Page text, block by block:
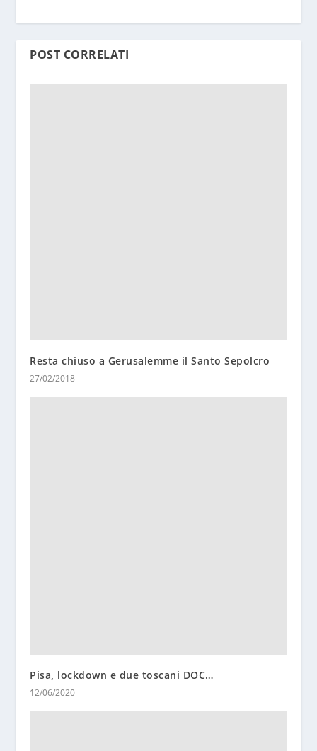
POST CORRELATI
Resta chiuso a Gerusalemme il Santo Sepolcro
27/02/2018
Pisa, lockdown e due toscani DOC…
12/06/2020